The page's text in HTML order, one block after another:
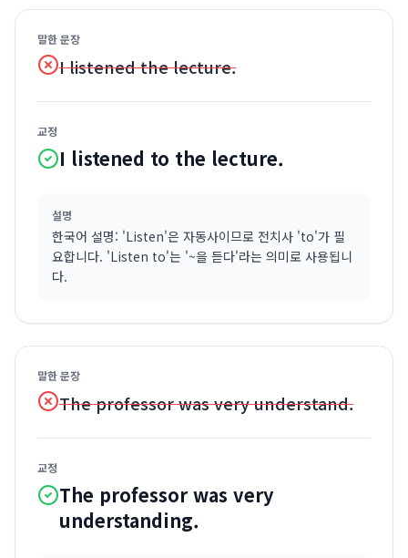
말한 문장
I listened the lecture.
교정
I listened to the lecture.
설명
한국어 설명: 'Listen'은 자동사이므로 전치사 'to'가 필
요합니다. 'Listen to'는 '~을 듣다'라는 의미로 사용됩니
다.
말한 문장
The professor was very understand.
교정
The professor was very
understanding.